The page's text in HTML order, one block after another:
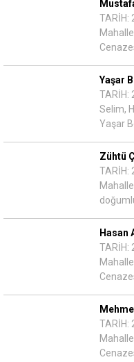
TARİH:
Yaşar
TARİH:
Selim,
Yaşar
Zühtü
TARİH:
Hasan
TARİH:
TARİH: